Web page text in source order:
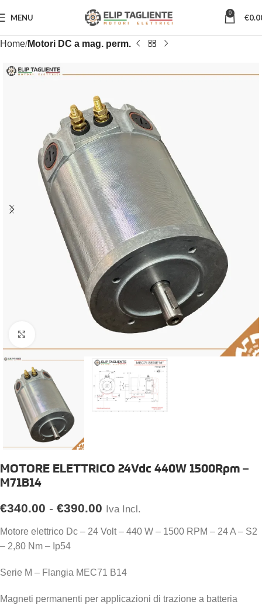
MENU 0 €
Home Motori DC a mag. perm.
MOTORE ELETTRICO 24Vdc 440W 1500Rpm –
M71B14
€340.00 - €390.00 Iva Incl.
Motore elettrico Dc – 24 Volt – 440 W – 1500 RPM – 24 A – S2
– 2,80 Nm – Ip54
Serie M – Flangia MEC71 B14
Magneti permanenti per applicazioni di trazione a batteria